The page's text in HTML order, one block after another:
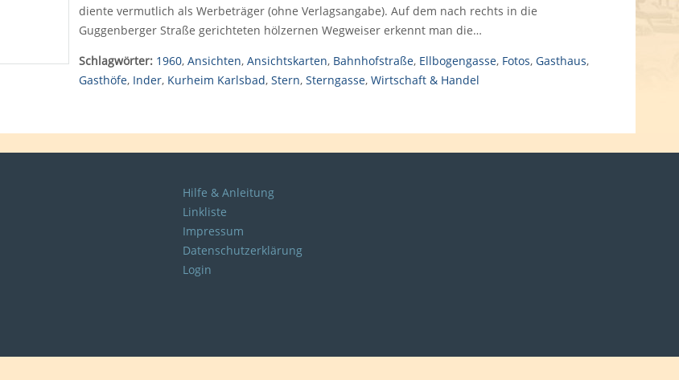
diente vermutlich als Werbeträger (ohne Verlagsangabe). Auf dem nach rechts in die
Guggenberger Straße gerichteten hölzernen Wegweiser erkennt man die…
Schlagwörter: 1960, Ansichten, Ansichtskarten, Bahnhofstraße, Ellbogengasse, Fotos, Gasthaus,
Gasthöfe, Inder, Kurheim Karlsbad, Stern, Sterngasse, Wirtschaft & Handel
Hilfe & Anleitung
Linkliste
Impressum
Datenschutzerklärung
Login